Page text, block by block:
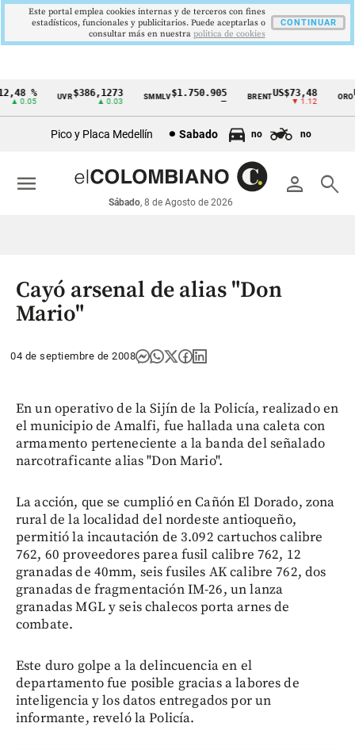
Cintillo
económicos
Colombia
%
▲ 0.05
UVR$386,1273
▲ 0.03
SMMLV$1.750.905 BRENTUS$73,48
▼ 1.12
ORO
Pico y Placa Medellín Sabado no no
person search
Sábado, 8 de Agosto de 2026
menu
Cayó arsenal de alias "Don
Mario"
04 de septiembre de 2008
En un operativo de la Sijín de la Policía, realizado en
el municipio de Amalfi, fue hallada una caleta con
armamento perteneciente a la banda del señalado
narcotraficante alias "Don Mario".
La acción, que se cumplió en Cañón El Dorado, zona
rural de la localidad del nordeste antioqueño,
permitió la incautación de 3.092 cartuchos calibre
762, 60 proveedores parea fusil calibre 762, 12
granadas de 40mm, seis fusiles AK calibre 762, dos
granadas de fragmentación IM-26, un lanza
granadas MGL y seis chalecos porta arnes de
combate.
Este duro golpe a la delincuencia en el
departamento fue posible gracias a labores de
inteligencia y los datos entregados por un
informante, reveló la Policía.
Este portal emplea cookies internas y de terceros con fines
estadísticos, funcionales y publicitarios. Puede aceptarlas o
consultar más en nuestra politica de cookies
CONTINUAR